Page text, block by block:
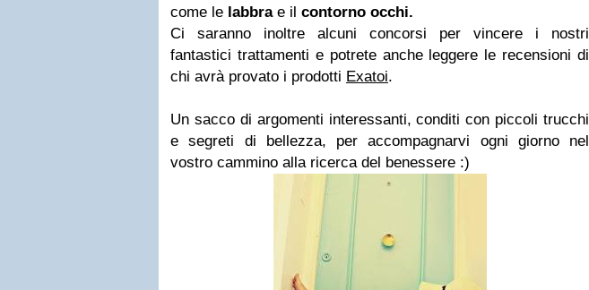
come le labbrae il contorno occhi.
Ci saranno inoltre alcuni concorsi per vincere i nostri
fantastici trattamenti e potrete anche leggere le recensioni di
chi avrà provato i prodotti Exatoi.
Un sacco di argomenti interessanti, conditi con piccoli trucchi
e segreti di bellezza, per accompagnarvi ogni giorno nel
vostro cammino alla ricerca del benessere :)